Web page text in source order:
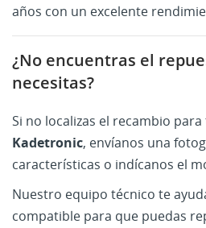
años con un excelente
¿No encuentras el
necesitas?
Si no localizas el recambio para
Kadetronic, envíanos una
características o indícanos el
Nuestro equipo técnico te
compatible para que puedas